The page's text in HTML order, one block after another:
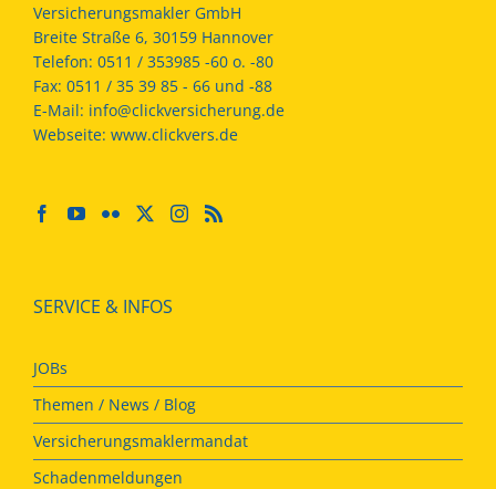
Versicherungsmakler GmbH
Breite Straße 6, 30159 Hannover
Telefon: 0511 / 353985 -60 o. -80
Fax: 0511 / 35 39 85 - 66 und -88
E-Mail: info@clickversicherung.de
Webseite: www.clickvers.de
SERVICE & INFOS
JOBs
Themen / News / Blog
Versicherungsmaklermandat
Schadenmeldungen